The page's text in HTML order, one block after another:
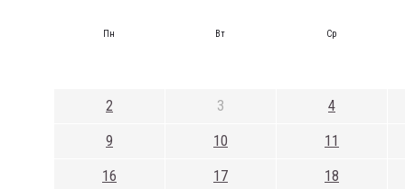
Пн Вт Ср
2 3 4
9 10 11
16 17 18